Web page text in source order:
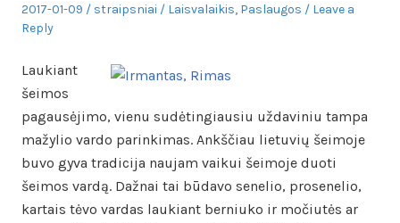
Posted
on
2017-01-09 Author
straipsniai
Posted
Laisvalaikis, Paslaugos
Leave a
Reply
Laukiant
šeimos
pagausėjimo, vienu sudėtingiausiu uždaviniu tampa
mažylio vardo parinkimas. Ankščiau lietuvių šeimoje
buvo gyva tradicija naujam vaikui šeimoje duoti
šeimos vardą. Dažnai tai būdavo senelio, prosenelio,
kartais tėvo vardas laukiant berniuko ir močiutės ar